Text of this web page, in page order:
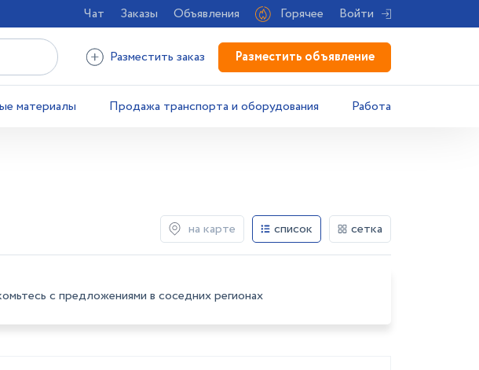
Чат Заказы Объявления Горячее Войти
Разместить заказ Разместить объявление
материалы Продажа транспорта и оборудования Работа
на карте список сетка
с предложениями в соседних регионах